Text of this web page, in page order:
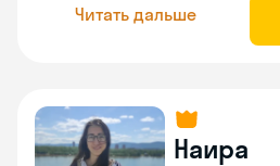
Читать дальше
Наира